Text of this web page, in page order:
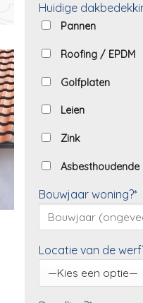
Huidige
Pannen
Roofing / EPDM
Golfplaten
Leien
Zink
Bouwjaar woning?*
Locatie van de